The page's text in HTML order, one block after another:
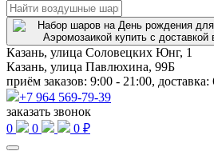
Казань, улица Соловецких Юнг, 1
Казань, улица Павлюхина, 99Б
приём заказов: 9:00 - 21:00,
+7 964 569-79-39
заказать звонок
0
0 0 ₽